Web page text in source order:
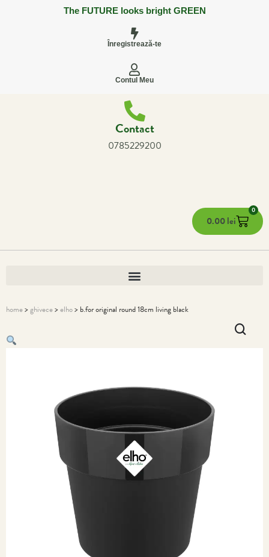
The FUTURE looks bright GREEN
Înregistrează-te
Contul Meu
Contact
0785229200
0.00lei
0
home>ghivece>elho> b.for original round 18cm living black